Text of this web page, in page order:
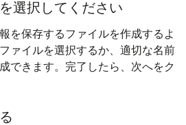
選択してください
を保存するファイルを作成するよ
ァイルを選択するか、適切な名前
できます。完了したら、次へをク